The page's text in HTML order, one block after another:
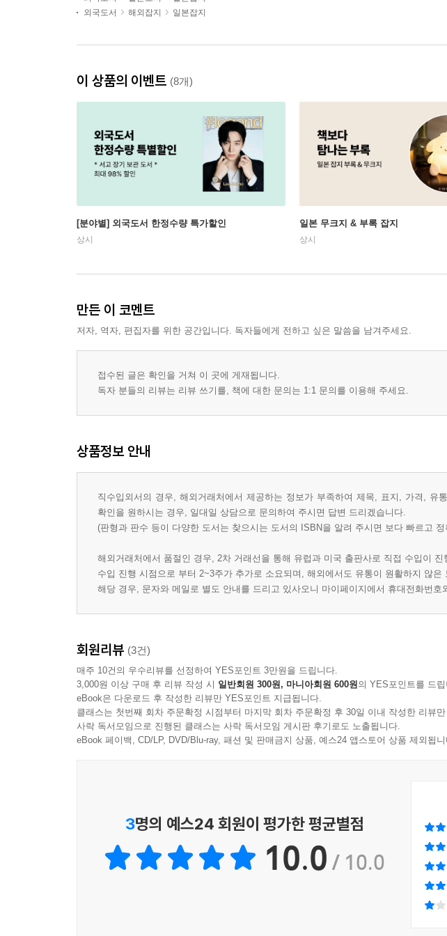
외국도서
해외잡지 일본잡지
이 상품의 이벤트 (8개)
[분야별] 외국도서 한정수량 특가할인
상시
일본 무크지 & 부록 잡지
상시
만든 이 코멘트
저자, 역자, 편집자를 위한 공간입니다. 독자들에게 전하고 싶은 말씀을 남겨주세요.
접수된 글은 확인을 거쳐 이 곳에 게재됩니다.
독자 분들의 리뷰는 리뷰 쓰기를, 책에 대한 문의는 1:1 문의를 이용해 주세요.
상품정보 안내
직수입외서의 경우, 해외거래처에서 제공하는 정보가 부족하여 제목, 표지, 가격, 유
확인을 원하시는 경우, 일대일 상담으로 문의하여 주시면 답변 드리겠습니다.
(판형과 판수 등이 다양한 도서는 찾으시는 도서의 ISBN을 알려 주시면 보다 빠르고
해외거래처에서 품절인 경우, 2차 거래선을 통해 유럽과 미국 출판사로 직접 수입이 진
수입 진행 시점으로 부터 2~3주가 추가로 소요되며, 해외에서도 유통이 원활하지 않
해당 경우, 문자와 메일로 별도 안내를 드리고 있사오니 마이페이지에서 휴대전화번
회원리뷰 (3건)
매주 10건의 우수리뷰를 선정하여 YES포인트 3만원을 드립니다.
3,000원 이상 구매 후 리뷰 작성 시 일반회원 300원, 마니아회원 600원의 YES포인트를 드
eBook은 다운로드 후 작성한 리뷰만 YES포인트 지급됩니다.
클래스는 첫번째 회차 주문확정 시점부터 마지막 회차 주문확정 후 30일 이내 작성한 리뷰
사락 독서모임으로 진행된 클래스는 사락 독서모임 게시판 후기로도 노출됩니다.
eBook 페이백, CD/LP, DVD/Blu-ray, 패션 및 판매금지 상품, 예스24 앱스토어 상품 제외됩니
3명의 예스24 회원이 평가한 평균별점
10.0 / 10.0